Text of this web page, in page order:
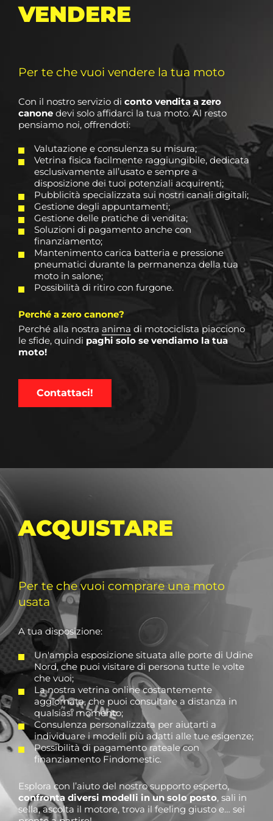
Per te che vuoi vendere la tua moto
Con il nostro servizio di conto vendita a zero
canone devi solo affidarci la tua moto.Al resto
pensiamo noi, offrendoti:
Valutazione e consulenza su misura;
Vetrina fisica facilmente raggiungibile, dedicata
esclusivamente all’usato e sempre a
disposizione dei tuoi potenziali acquirenti;
Pubblicità specializzata sui nostri canali digitali;
Gestione degli appuntamenti;
Gestione delle pratiche di vendita;
Soluzioni di pagamento anche con
finanziamento;
Mantenimento carica batteria e pressione
pneumatici durante la permanenza della tua
moto in salone;
Possibilità di ritiro con furgone.
Perché a zero canone?
Perché alla nostra anima di motociclista piacciono
le sfide, quindi paghi solo se vendiamo la tua
moto!
Contattaci!
VENDERE
ACQUISTARE
Per te che vuoi comprare una moto
usata
A tua disposizione:
Un'ampia esposizione situata alle porte di Udine
Nord, che puoi visitare di persona tutte le volte
che vuoi;
La nostra vetrina online costantemente
aggiornata, che puoi consultare a distanza in
qualsiasi momento;
Consulenza personalizzata per aiutarti a
individuare i modelli più adatti alle tue esigenze;
Possibilità di pagamento rateale con
finanziamento Findomestic.
Esplora con l’aiuto del nostro supporto esperto,
confronta diversi modelli in un solo posto, sali in
sella, ascolta il motore, trova il feeling giusto e… sei